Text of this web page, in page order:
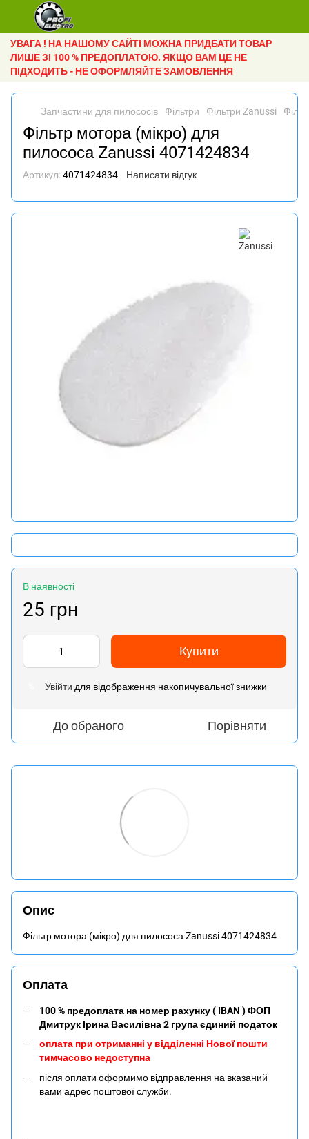
УВАГА ! НА НАШОМУ САЙТІ МОЖНА ПРИДБАТИ ТОВАР
ЛИШЕ ЗІ 100 % ПРЕДОПЛАТОЮ. ЯКЩО ВАМ ЦЕ НЕ
ПІДХОДИТЬ - НЕ ОФОРМЛЯЙТЕ ЗАМОВЛЕННЯ
Запчастини для пилососів Фільтри Фільтри Zanussi
Фільтр мотора (мікро) для
пилососа Zanussi 4071424834
Артикул:4071424834 Написати відгук
В наявності
25 грн
Купити
Увійти для відображення накопичувальної знижки
До обраного Порівняти
Опис
Фільтр мотора (мікро) для пилососа Zanussi 4071424834
Оплата
100 % предоплата на номер рахунку ( IBAN ) ФОП
Дмитрук Ірина Василівна 2 група єдиний податок
оплата при отриманні у відділенні Нової пошти
тимчасово недоступна
після оплати оформимо відправлення на вказаний
вами адрес поштової служби.